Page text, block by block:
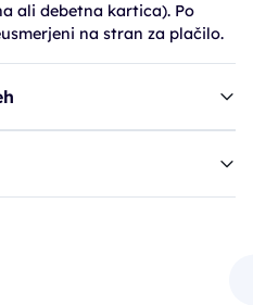
ali debetna kartica). Po
na stran za plačilo.